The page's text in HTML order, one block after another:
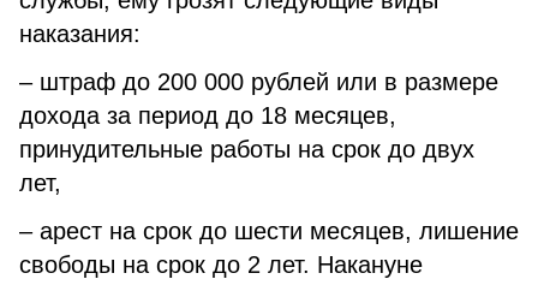
наказания:
– штраф до 200 000 рублей или в размере
дохода за период до 18 месяцев,
принудительные работы на срок до двух
лет,
– арест на срок до шести месяцев, лишение
свободы на срок до 2 лет. Накануне